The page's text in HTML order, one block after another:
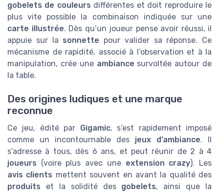
gobelets de couleurs différentes et doit reproduire le
plus vite possible la combinaison indiquée sur une
carte illustrée. Dès qu’un joueur pense avoir réussi, il
appuie sur la sonnette pour valider sa réponse. Ce
mécanisme de rapidité, associé à l’observation et à la
manipulation, crée une ambiance survoltée autour de
la table.
Des origines ludiques et une marque
reconnue
Ce jeu, édité par Gigamic, s’est rapidement imposé
comme un incontournable des jeux d’ambiance. Il
s’adresse à tous, dès 6 ans, et peut réunir de 2 à 4
joueurs (voire plus avec une extension crazy). Les
avis clients mettent souvent en avant la qualité des
produits et la solidité des gobelets, ainsi que la